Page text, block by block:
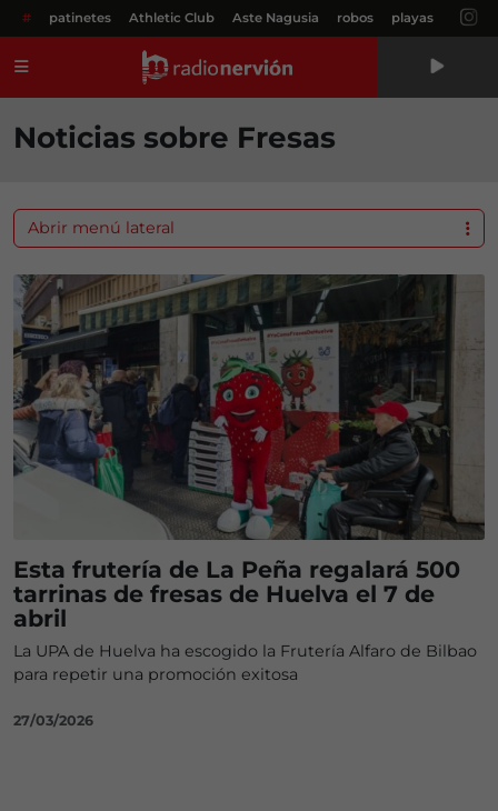
# patinetes Athletic Club Aste Nagusia robos playas
Noticias sobre Fresas
Esta frutería de La Peña regalará 500
tarrinas de fresas de Huelva el 7 de
abril
La UPA de Huelva ha escogido la Frutería Alfaro de Bilbao
para repetir una promoción exitosa
27/03/2026
Abrir menú lateral